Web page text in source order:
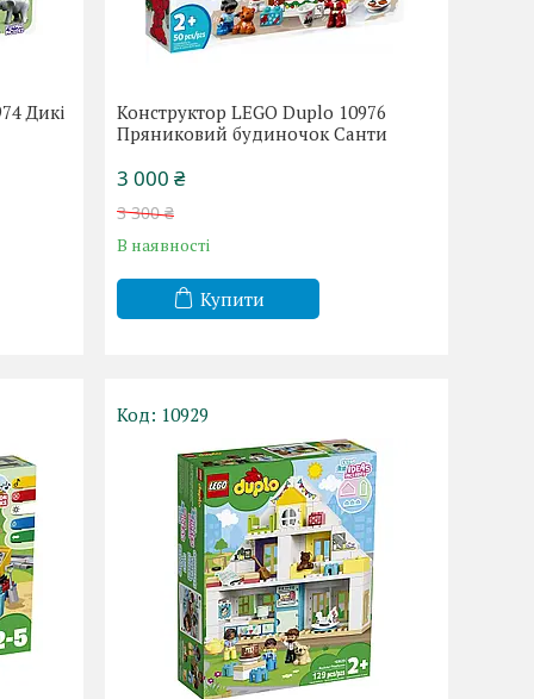
Дикі
Конструктор LEGO Duplo 10976
Пряниковий будиночок Санти
3 000 ₴
3 300 ₴
В наявності
Купити
10929